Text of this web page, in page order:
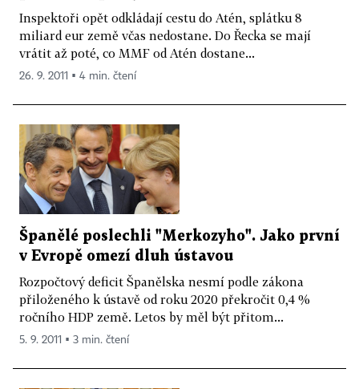
Inspektoři opět odkládají cestu do Atén, splátku 8
miliard eur země včas nedostane. Do Řecka se mají
vrátit až poté, co MMF od Atén dostane...
26. 9. 2011 ▪ 4 min. čtení
Španělé poslechli "Merkozyho". Jako první
v Evropě omezí dluh ústavou
Rozpočtový deficit Španělska nesmí podle zákona
přiloženého k ústavě od roku 2020 překročit 0,4 %
ročního HDP země. Letos by měl být přitom...
5. 9. 2011 ▪ 3 min. čtení